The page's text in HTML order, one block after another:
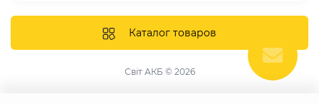
Аккумуляторы
Доставка и оплата
Каталог товаров
Світ АКБ © 2026